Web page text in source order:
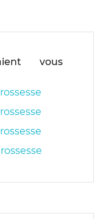
vous